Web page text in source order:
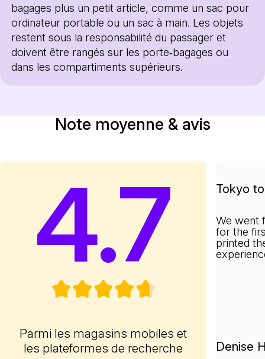
bagages plus un petit article, comme un sac pour
ordinateur portable ou un sac à main. Les objets
restent sous la responsabilité du passager et
doivent être rangés sur les porte‑bagages ou
dans les compartiments supérieurs.
Note moyenne & avis
4.7
Parmi les magasins mobiles et
les plateformes de recherche
Tokyo
We went
for the
printed
Denise